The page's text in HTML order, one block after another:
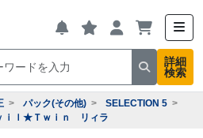
詳細
検索
パック(その他)
SELECTION 5
ｉｌ★Ｔｗｉｎ リィラ